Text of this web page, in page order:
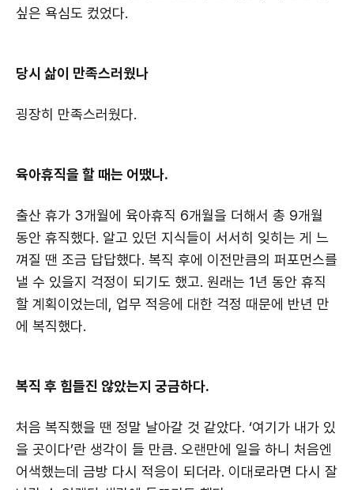
싶은 욕심도 컸었다.
당시 삶이 만족스러웠나
굉장히 만족스러웠다.
육아휴직을 할 때는 어땠나.
출산 휴가 3개월에 육아휴직 6개월을 더해서 총 9개월
동안 휴직했다. 알고 있던 지식들이 서서히 잊히는 게 느
껴질 땐 조금 답답했다. 복직 후에 이전만큼의 퍼포먼스를
낼 수 있을지 걱정이 되기도 했고. 원래는 1년 동안 휴직
할 계획이었는데, 업무 적응에 대한 걱정 때문에 반년 만
에 복직했다.
복직 후 힘들진 않았는지 궁금하다.
처음 복직했을 땐 정말 날아갈 것 같았다. ‘여기가 내가 있
을 곳이다’란 생각이 들 만큼. 오랜만에 일을 하니 처음엔
어색했는데 금방 다시 적응이 되더라. 이대로라면 다시 잘